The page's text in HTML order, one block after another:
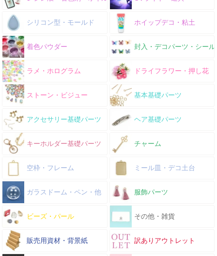
シリコン型・モールド ホイップデコ・粘土
着色パウダー 封入・デコパーツ・シール
ラメ・ホログラム ドライフラワー・押し花
ストーン・ビジュー 基本基礎パーツ
アクセサリー基礎パーツ ヘア基礎パーツ
キーホルダー基礎パーツ チャーム
空枠・フレーム ミール皿・デコ土台
ガラスドーム・ペン・他 服飾パーツ
ビーズ・パール その他・雑貨
販売用資材・背景紙 訳ありアウトレット